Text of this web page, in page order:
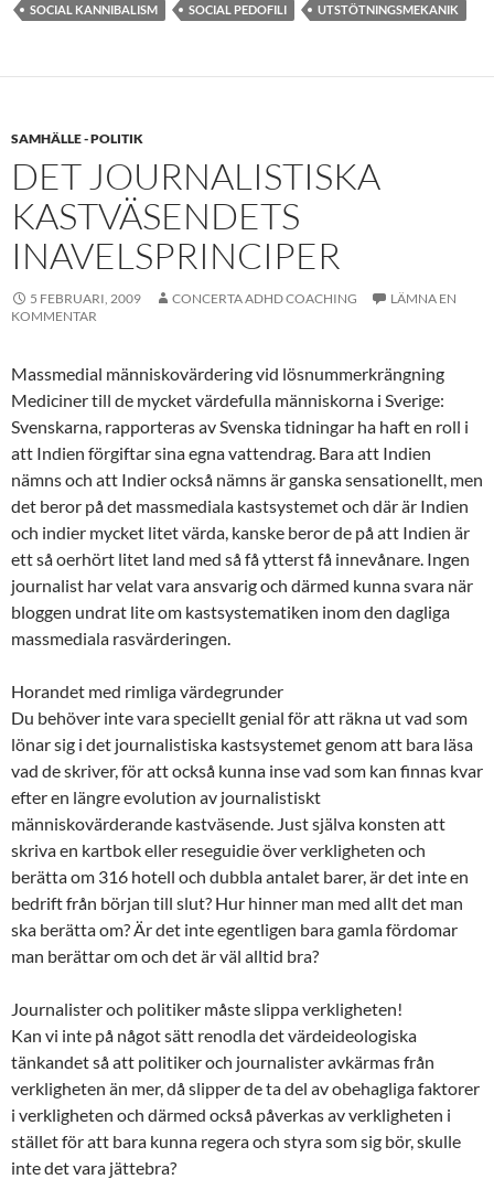
SOCIAL KANNIBALISM SOCIAL PEDOFILI UTSTÖTNINGSMEKANIK
SAMHÄLLE - POLITIK
DET JOURNALISTISKA
KASTVÄSENDETS
INAVELSPRINCIPER
5 FEBRUARI, 2009 CONCERTA ADHD COACHING
LÄMNA EN
KOMMENTAR
Massmedial människovärdering vid lösnummerkrängning
Mediciner till de mycket värdefulla människorna i Sverige:
Svenskarna, rapporteras av Svenska tidningar ha haft en roll i
att Indien förgiftar sina egna vattendrag. Bara att Indien
nämns och att Indier också nämns är ganska sensationellt, men
det beror på det massmediala kastsystemet och där är Indien
och indier mycket litet värda, kanske beror de på att Indien är
ett så oerhört litet land med så få ytterst få innevånare. Ingen
journalist har velat vara ansvarig och därmed kunna svara när
bloggen undrat lite om kastsystematiken inom den dagliga
massmediala rasvärderingen.
Horandet med rimliga värdegrunder
Du behöver inte vara speciellt genial för att räkna ut vad som
lönar sig i det journalistiska kastsystemet genom att bara läsa
vad de skriver, för att också kunna inse vad som kan finnas kvar
efter en längre evolution av journalistiskt
människovärderande kastväsende. Just själva konsten att
skriva en kartbok eller reseguidie över verkligheten och
berätta om 316 hotell och dubbla antalet barer, är det inte en
bedrift från början till slut? Hur hinner man med allt det man
ska berätta om? Är det inte egentligen bara gamla fördomar
man berättar om och det är väl alltid bra?
Journalister och politiker måste slippa verkligheten!
Kan vi inte på något sätt renodla det värdeideologiska
tänkandet så att politiker och journalister avkärmas från
verkligheten än mer, då slipper de ta del av obehagliga faktorer
i verkligheten och därmed också påverkas av verkligheten i
stället för att bara kunna regera och styra som sig bör, skulle
inte det vara jättebra?